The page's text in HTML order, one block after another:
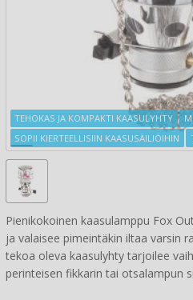
TEHOKAS JA KOMPAKTI KAASULYHTY
SOPII KIERTEELLISIIN KAASUSÄILIÖIHIN
Pienikokoinen kaasulamppu Fox
ja valaisee pimeintäkin iltaa varsin
tekoa oleva kaasulyhty tarjoilee
perinteisen fikkarin tai otsalampun